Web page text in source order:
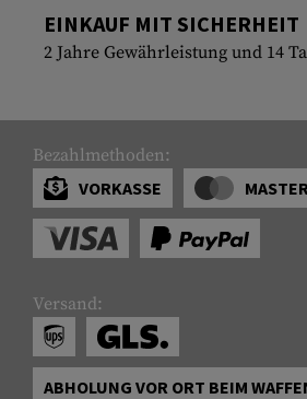
EINKAUF MIT SICHERHEIT
2 Jahre Gewährleistung und 14
Bezahlmethoden:
VORKASSE
Versand:
ABHOLUNG VOR ORT BEIM